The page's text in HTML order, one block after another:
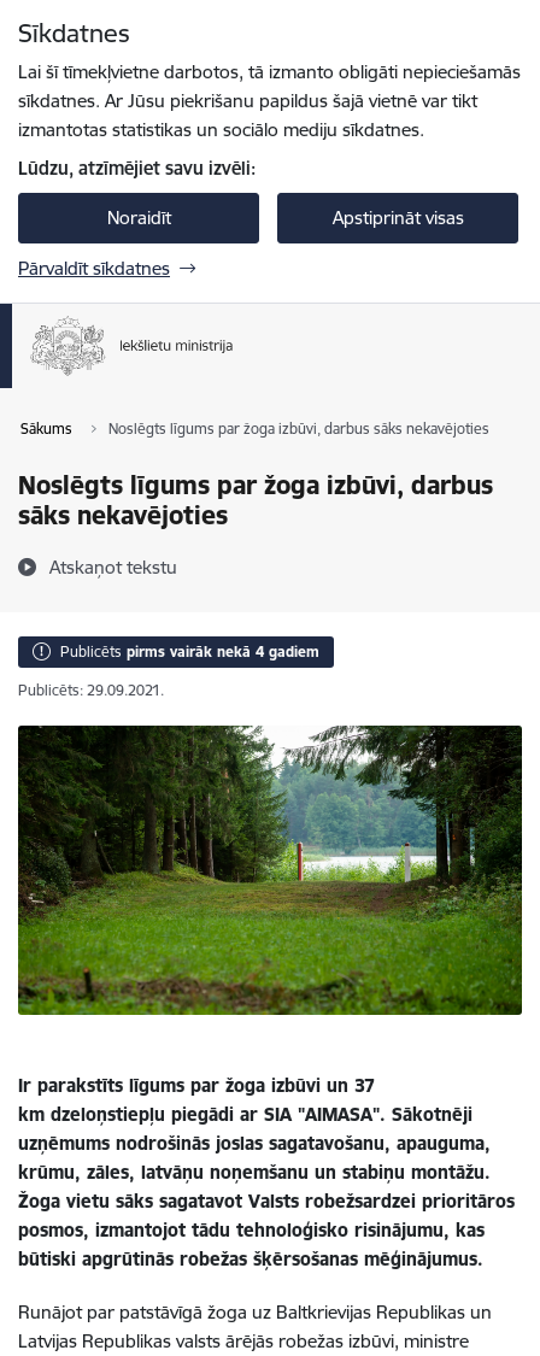
Sīkdatnes
Lai šī tīmekļvietne darbotos, tā izmanto obligāti nepieciešamās
sīkdatnes. Ar Jūsu piekrišanu papildus šajā vietnē var tikt
izmantotas statistikas un sociālo mediju sīkdatnes.
Lūdzu, atzīmējiet savu izvēli:
Noraidīt Apstiprināt visas
Pārvaldīt sīkdatnes
Sākums Noslēgts līgums par žoga izbūvi, darbus sāks nekavējoties
Noslēgts līgums par žoga izbūvi, darbus
sāks nekavējoties
Atskaņot tekstu
Publicēts pirms vairāk nekā 4 gadiem
Publicēts: 29.09.2021.
Ir parakstīts līgums par žoga izbūvi un 37
km dzeloņstiepļu piegādi ar SIA "AIMASA". Sākotnēji
uzņēmums nodrošinās joslas sagatavošanu, apauguma,
krūmu, zāles, latvāņu noņemšanu un stabiņu montāžu.
Žoga vietu sāks sagatavot Valsts robežsardzei prioritāros
posmos, izmantojot tādu tehnoloģisko risinājumu, kas
būtiski apgrūtinās robežas šķērsošanas mēģinājumus.
Runājot par patstāvīgā žoga uz Baltkrievijas Republikas un
Latvijas Republikas valsts ārējās robežas izbūvi, ministre